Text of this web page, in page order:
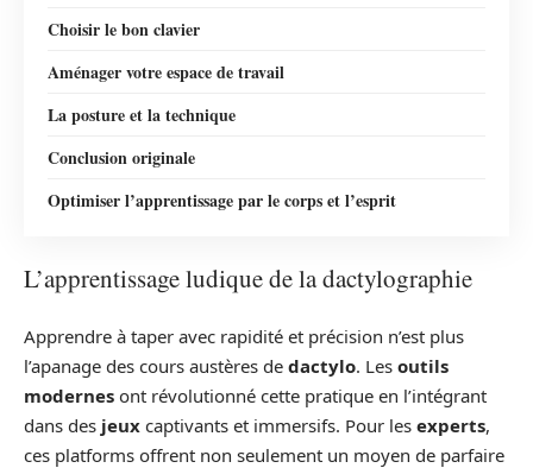
Choisir le bon clavier
Aménager votre espace de travail
La posture et la technique
Conclusion originale
Optimiser l’apprentissage par le corps et l’esprit
L’apprentissage ludique de la dactylographie
Apprendre à taper avec rapidité et précision n’est plus
l’apanage des cours austères de dactylo. Les outils
modernes ont révolutionné cette pratique en l’intégrant
dans des jeux captivants et immersifs. Pour les experts,
ces platforms offrent non seulement un moyen de parfaire